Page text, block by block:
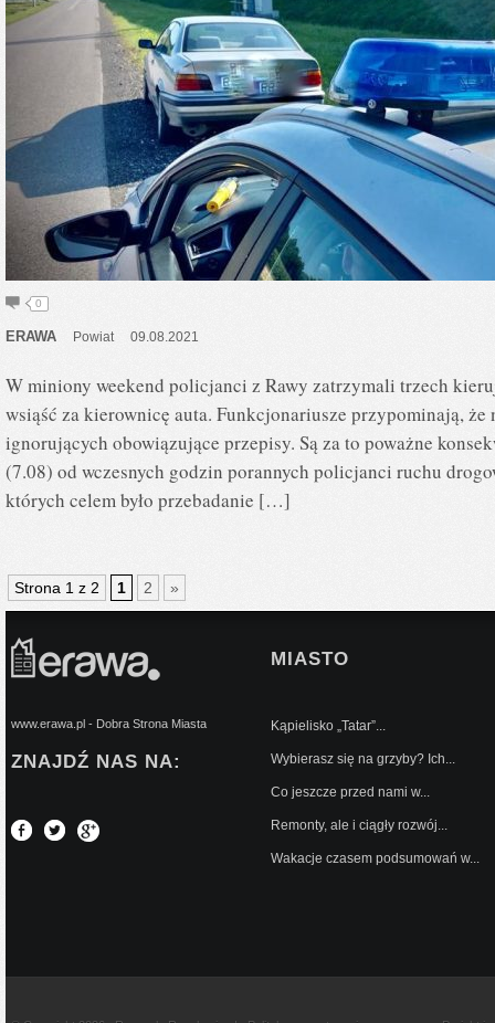
0
ERAWA Powiat 09.08.2021
W miniony weekend policjanci z Rawy zatrzymali trzech
wsiąść za kierownicę auta. Funkcjonariusze przypominają,
ignorujących obowiązujące przepisy. Są za to poważne
(7.08) od wczesnych godzin porannych policjanci ruchu
których celem było przebadanie […]
Strona 1 z 2 1 2 »
www.erawa.pl - Dobra Strona Miasta
ZNAJDŹ NAS NA:
MIASTO
Kąpielisko „Tatar”...
Wybierasz się na grzyby? Ich...
Co jeszcze przed nami w...
Remonty, ale i ciągły rozwój...
Wakacje czasem podsumowań w...